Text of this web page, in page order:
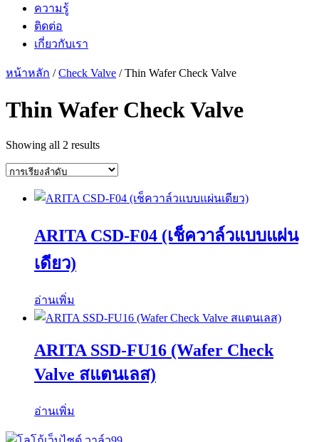
ความรู้
ติดต่อ
เกี่ยวกับเรา
หน้าหลัก /Check Valve / Thin Wafer Check Valve
Thin Wafer Check Valve
Showing all 2 results
ARITA CSD-F04 (เช็ควาล์วแบบแผ่น
เดียว)
อ่านเพิ่ม
ARITA SSD-FU16 (Wafer Check
Valve สแตนเลส)
อ่านเพิ่ม